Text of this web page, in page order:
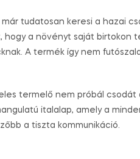
tudatosan keresi a hazai
hogy a növényt saját birtokon
A termék így nem
termelő nem próbál csodát
italalap, amely a
a tiszta kommunikáció.